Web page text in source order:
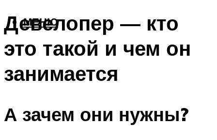
МЕНЮ
Девелопер — кто
это такой и чем он
занимается
А зачем они нужны?